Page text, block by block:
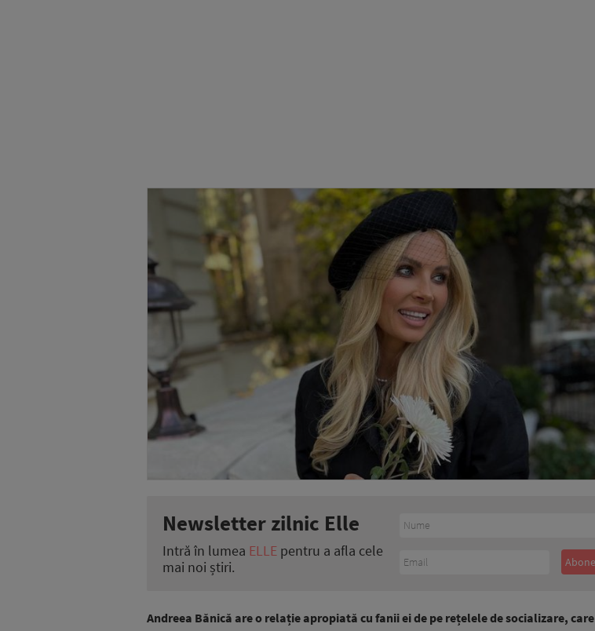
Newsletter zilnic Elle
Intră în lumea ELLE pentru a afla cele
mai noi știri.
Andreea Bănică are o relație apropiată cu fanii ei de pe rețelele de socializare, care